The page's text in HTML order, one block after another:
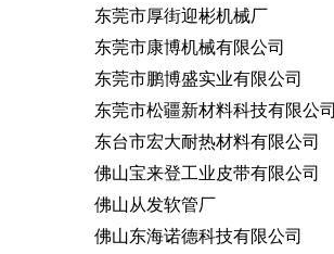
东莞市厚街迎彬机械厂
东莞市康博机械有限公司
东莞市鹏博盛实业有限公司
东莞市松疆新材料科技有限公司
东台市宏大耐热材料有限公司
佛山宝来登工业皮带有限公司
佛山从发软管厂
佛山东海诺德科技有限公司